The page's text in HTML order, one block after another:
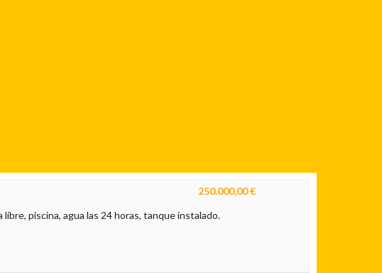
libre, piscina, agua las 24 horas, tanque instalado.
250.000,00 €